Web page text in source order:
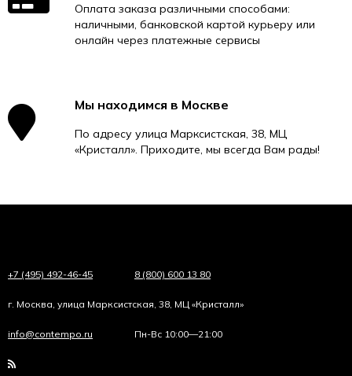
Оплата заказа различными способами:
наличными, банковской картой курьеру или
онлайн через платежные сервисы
Мы находимся в Москве
По адресу улица Марксистская, 38, МЦ
«Кристалл». Приходите, мы всегда Вам рады!
+7 (495) 492-46-45 8 (800) 600 13 80
г. Москва, улица Марксистская, 38, МЦ «Кристалл»
info@contempo.ru Пн-Вс 10:00—21:00